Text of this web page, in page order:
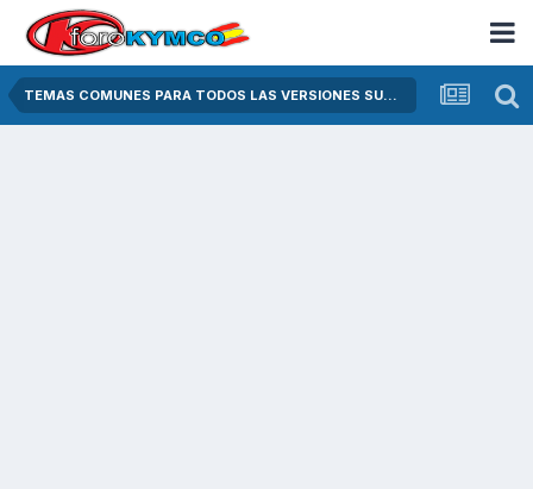
TEMAS COMUNES PARA TODOS LAS VERSIONES SUPER DINK